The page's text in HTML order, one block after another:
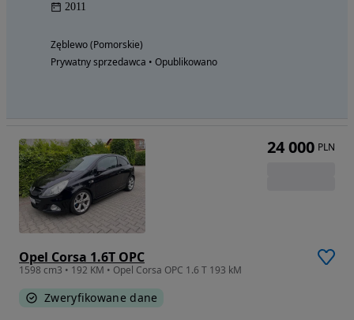
2011
Zęblewo (Pomorskie)
Prywatny sprzedawca • Opublikowano
Opel Corsa 1.6T OPC
1598 cm3 • 192 KM • Opel Corsa OPC 1.6 T 193 kM
Zweryfikowane dane
24 000 PLN